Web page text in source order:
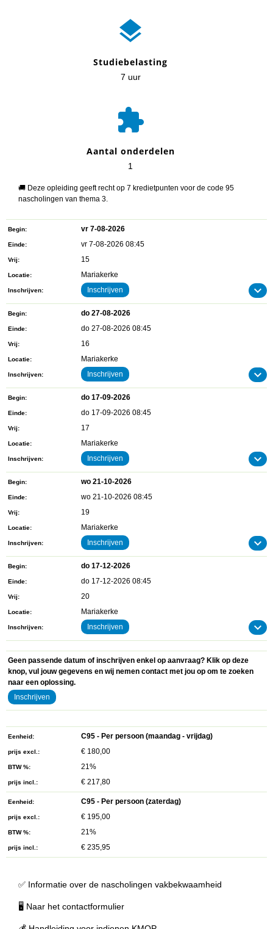

Studiebelasting
7 uur

Aantal onderdelen
1
🚚 Deze opleiding geeft recht op 7 kredietpunten voor de code 95
nascholingen van thema 3.
Begin vr 7-08-2026
Einde vr 7-08-2026 08:45
Vrij 15
Locatie Mariakerke
Inschrijven Inschrijven
Begin do 27-08-2026
Einde do 27-08-2026 08:45
Vrij 16
Locatie Mariakerke
Inschrijven Inschrijven
Begin do 17-09-2026
Einde do 17-09-2026 08:45
Vrij 17
Locatie Mariakerke
Inschrijven Inschrijven
Begin wo 21-10-2026
Einde wo 21-10-2026 08:45
Vrij 19
Locatie Mariakerke
Inschrijven Inschrijven
Begin do 17-12-2026
Einde do 17-12-2026 08:45
Vrij 20
Locatie Mariakerke
Inschrijven Inschrijven
Geen passende datum of inschrijven enkel op aanvraag? Klik op deze
knop, vul jouw gegevens en wij nemen contact met jou op om te zoeken
naar een oplossing.
Inschrijven
Eenheid C95 - Per persoon (maandag - vrijdag)
prijs excl. € 180,00
BTW % 21%
prijs incl. € 217,80
Eenheid C95 - Per persoon (zaterdag)
prijs excl. € 195,00
BTW % 21%
prijs incl. € 235,95
✅ Informatie over de nascholingen vakbekwaamheid
🖥 Naar het contactformulier